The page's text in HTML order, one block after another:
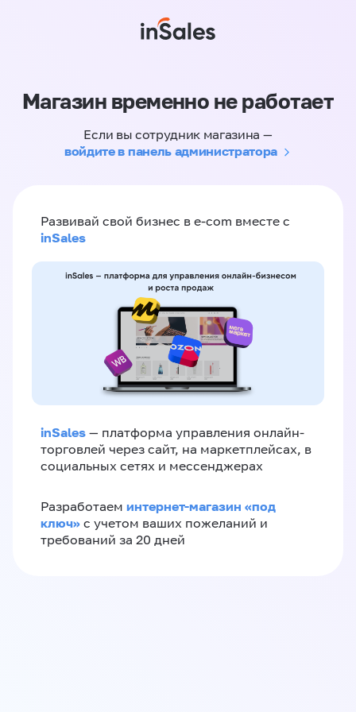
Магазин временно не работает
Если вы сотрудник магазина —
войдите в панель администратора
Развивай свой бизнес в e-com вместе с
inSales
inSales — платформа управления онлайн-
торговлей через сайт, на маркетплейсах, в
социальных сетях и мессенджерах
Разработаем интернет-магазин «‎под
ключ»‎ с учетом ваших пожеланий и
требований за 20 дней